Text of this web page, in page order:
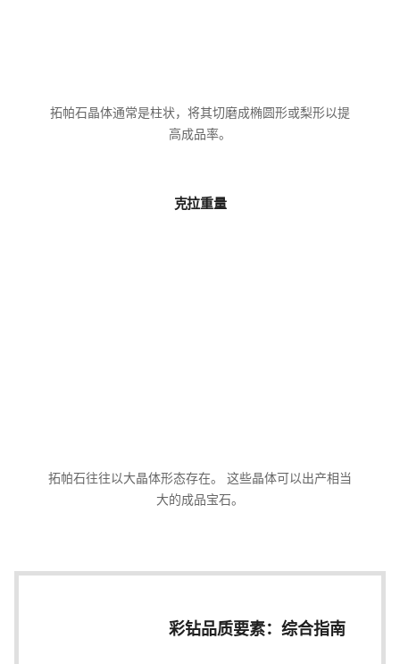
拓帕石晶体通常是柱状，将其切磨成椭圆形或梨形以提
高成品率。
克拉重量
拓帕石往往以大晶体形态存在。 这些晶体可以出产相当
大的成品宝石。
彩钻品质要素：综合指南